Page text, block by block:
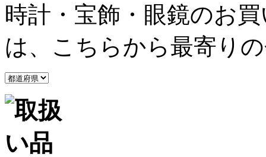
時計・宝飾・眼鏡のお
は、こちらから最寄り